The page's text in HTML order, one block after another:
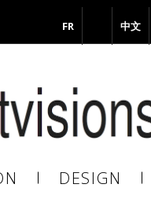
FR 中文
DESIGN